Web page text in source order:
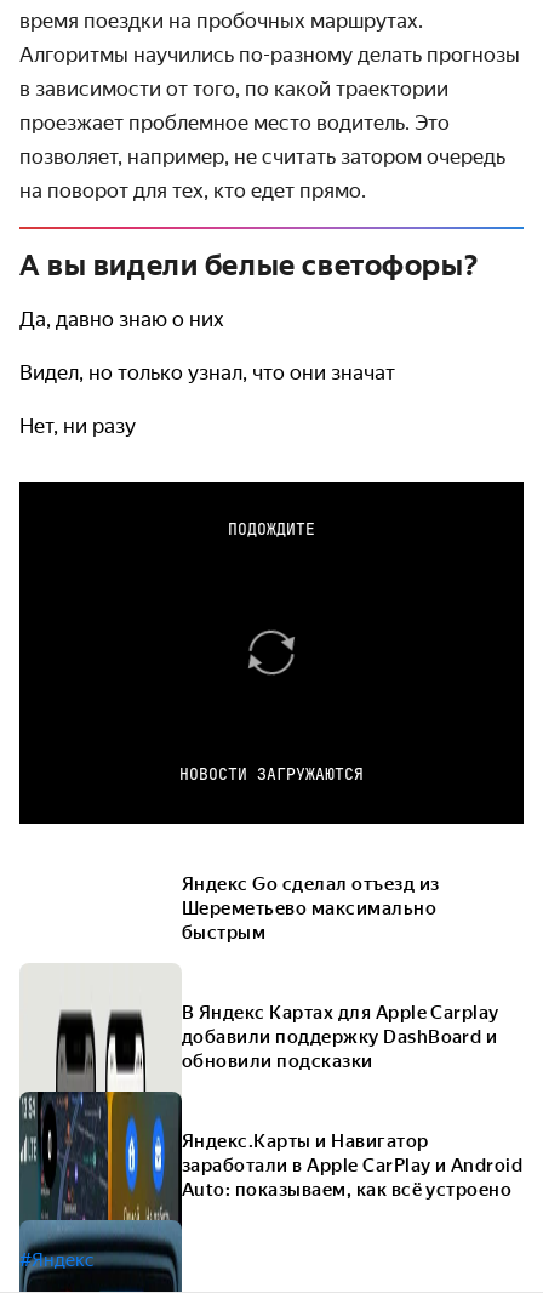
время поездки на пробочных маршрутах.
Алгоритмы научились по-разному делать прогнозы
в зависимости от того, по какой траектории
проезжает проблемное место водитель. Это
позволяет, например, не считать затором очередь
на поворот для тех, кто едет прямо.
А вы видели белые светофоры?
Да, давно знаю о них
Видел, но только узнал, что они значат
Нет, ни разу
ПОДОЖДИТЕ
НОВОСТИ ЗАГРУЖАЮТСЯ
Яндекс Go сделал отъезд из
Шереметьево максимально
быстрым
В Яндекс Картах для Apple Carplay
добавили поддержку DashBoard и
обновили подсказки
Яндекс.Карты и Навигатор
заработали в Apple CarPlay и Android
Auto: показываем, как всё устроено
#Яндекс